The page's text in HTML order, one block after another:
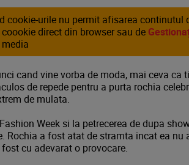
cookie-urile nu permit afisarea
direct din browser sau de
cand vine vorba de moda, mai ceva ca
de repede pentru a purta rochia
de mulata.
Week si la petrecerea de dupa
Rochia a fost atat de stramta incat ea
cu adevarat o provocare.